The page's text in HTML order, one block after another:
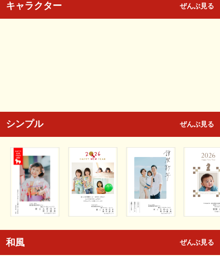
キャラクター ぜんぶ見る
シンプル ぜんぶ見る
和風 ぜんぶ見る